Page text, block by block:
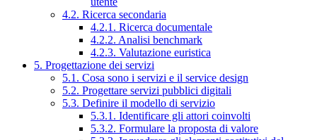
4.2. Ricerca secondaria
4.2.1. Ricerca documentale
4.2.2. Analisi benchmark
4.2.3. Valutazione euristica
5. Progettazione dei servizi
5.1. Cosa sono i servizi e il service design
5.2. Progettare servizi pubblici digitali
5.3. Definire il modello di servizio
5.3.1. Identificare gli attori coinvolti
5.3.2. Formulare la proposta di valore